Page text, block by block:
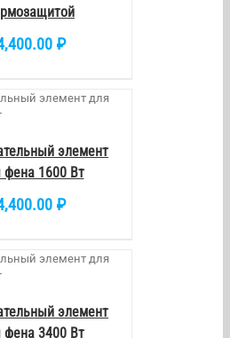
₽
элемент
фена 1600 Вт
₽
элемент
фена 3400 Вт